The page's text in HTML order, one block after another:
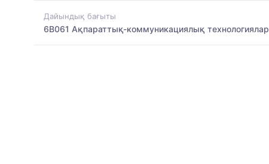
Дайындық бағыты
6B061 Ақпараттық-коммуникациялық технологиялар